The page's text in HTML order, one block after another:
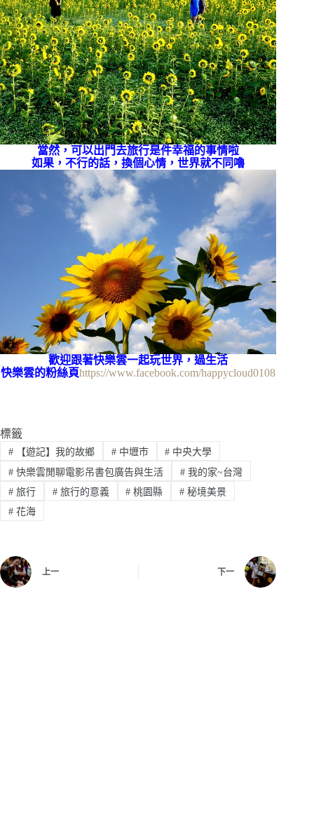
當然，可以出門去旅行是件幸福的事情啦
如果，不行的話，換個心情，世界就不同嚕
歡迎跟著快樂雲一起玩世界，過生活
快樂雲的粉絲頁https://www.facebook.com/happycloud0108
標籤
#【遊記】我的故鄉 #中壢市 # 中央大學
#快樂雲閒聊電影吊書包廣告與生活 #我的家~台灣
#旅行 #旅行的意義 # 桃園縣 # 秘境美景
#花海
上一 下一